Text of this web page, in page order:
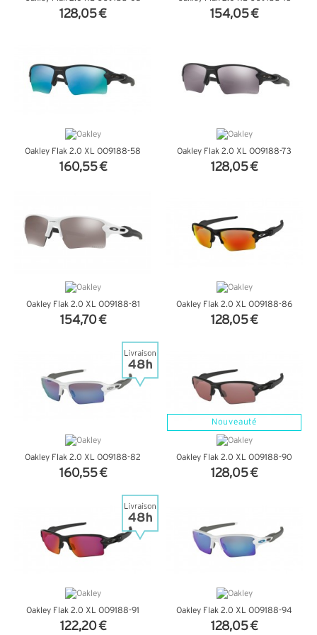
128,05 €
154,05 €
Oakley Flak 2.0 XL OO9188-58
160,55 €
Oakley Flak 2.0 XL OO9188-73
128,05 €
Oakley Flak 2.0 XL OO9188-81
154,70 €
Oakley Flak 2.0 XL OO9188-86
128,05 €
Oakley Flak 2.0 XL OO9188-82
160,55 €
Nouveauté
Oakley Flak 2.0 XL OO9188-90
128,05 €
Oakley Flak 2.0 XL OO9188-91
122,20 €
Oakley Flak 2.0 XL OO9188-94
128,05 €